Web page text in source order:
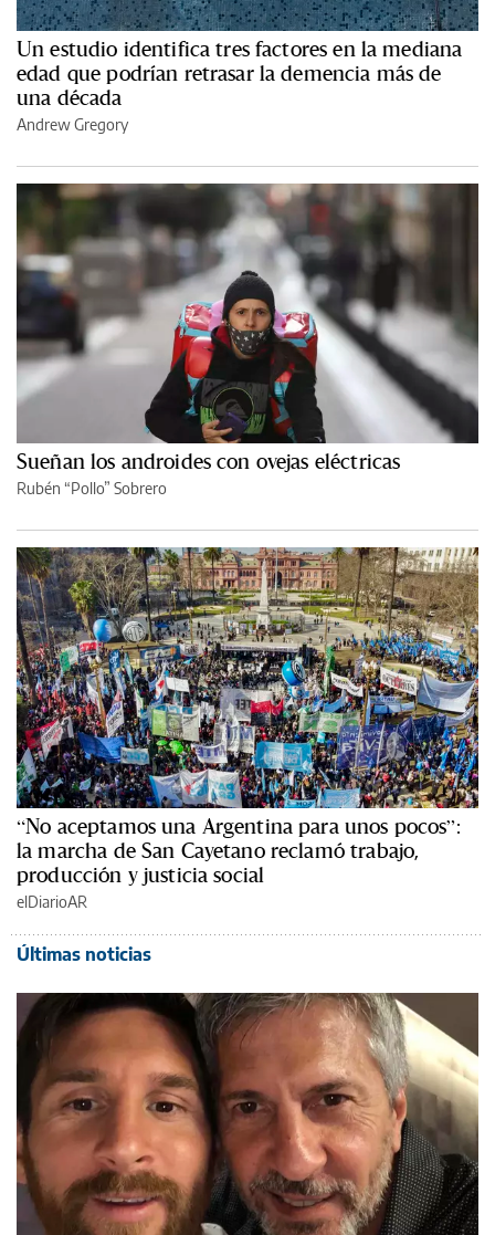
Un estudio identifica tres factores en la mediana
edad que podrían retrasar la demencia más de
una década
Andrew Gregory
Sueñan los androides con ovejas eléctricas
Rubén “Pollo” Sobrero
“No aceptamos una Argentina para unos pocos”:
la marcha de San Cayetano reclamó trabajo,
producción y justicia social
elDiarioAR
Últimas noticias